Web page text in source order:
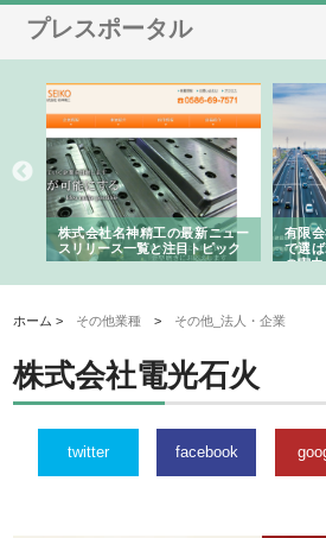
プレスポータル
株式会社名神精工の最新ニュー
スリリース一覧と注目トピック
有限
で選
の実力
ホーム > その他業種 > その他_法人・企業
株式会社電光石火
twitter facebook